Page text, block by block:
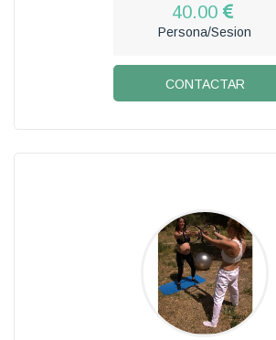
40.00
Persona/Sesion
CONTACTAR